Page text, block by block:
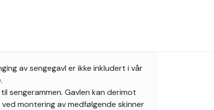
av sengegavl er ikke inkludert i vår
sengerammen. Gavlen kan derimot
montering av medfølgende skinner